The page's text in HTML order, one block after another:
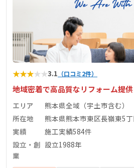
★★★★★3.1 （口コミ2件）
地域密着で高品質なリフォーム提供
エリア
熊本県全域（宇土市含む）
所在地
熊本県熊本市東区長嶺東5
実績
施工実績584件
設立・創
業
設立1988年